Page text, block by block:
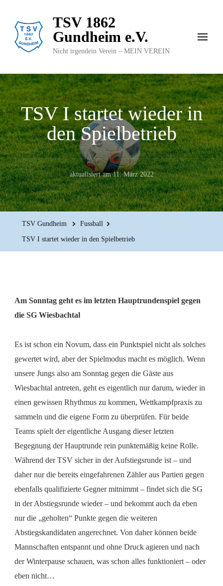
TSV 1862
Gundheim e.V.
Nicht irgendein Verein – MEIN VEREIN
TSV I startet wieder in
den Spielbetrieb
aktualisiert am11. März 2022
TSV Gundheim Fussball
TSV I startet wieder in den Spielbetrieb
Am Sonntag geht es im letzten Hauptrundenspiel gegen
die SG Wiesbachtal
Es ist schon ein Novum, dass ein Punktspiel nicht als solches
gewertet wird, aber der Spielmodus macht es möglich. Wenn
unsere Jungs also am Sonntag gegen die Gäste aus
Wiesbachtal antreten, geht es eigentlich nur darum, wieder in
einen gewissen Rhythmus zu kommen, Wettkampfpraxis zu
sammeln und die eigene Form zu überprüfen. Für beide
Teams spielt der eigentliche Ausgang dieser letzten
Begegnung der Hauptrunde rein punktemäßig keine Rolle.
Während der TSV sicher in der Aufstiegsrunde ist – und
daher nur die bereits eingefahrenen Zähler aus Partien gegen
ebenfalls qualifizierte Gegner mitnimmt – findet sich die SG
in der Abstiegsrunde wieder – und bekommt auch da eben
nur die „geholten“ Punkte gegen die weiteren
Abstiegskandidaten angerechnet. Von daher können beide
Mannschaften entspannt und ohne Druck agieren und nach
der Winterpause schauen, was schon alles funktioniert – oder
eben nicht…